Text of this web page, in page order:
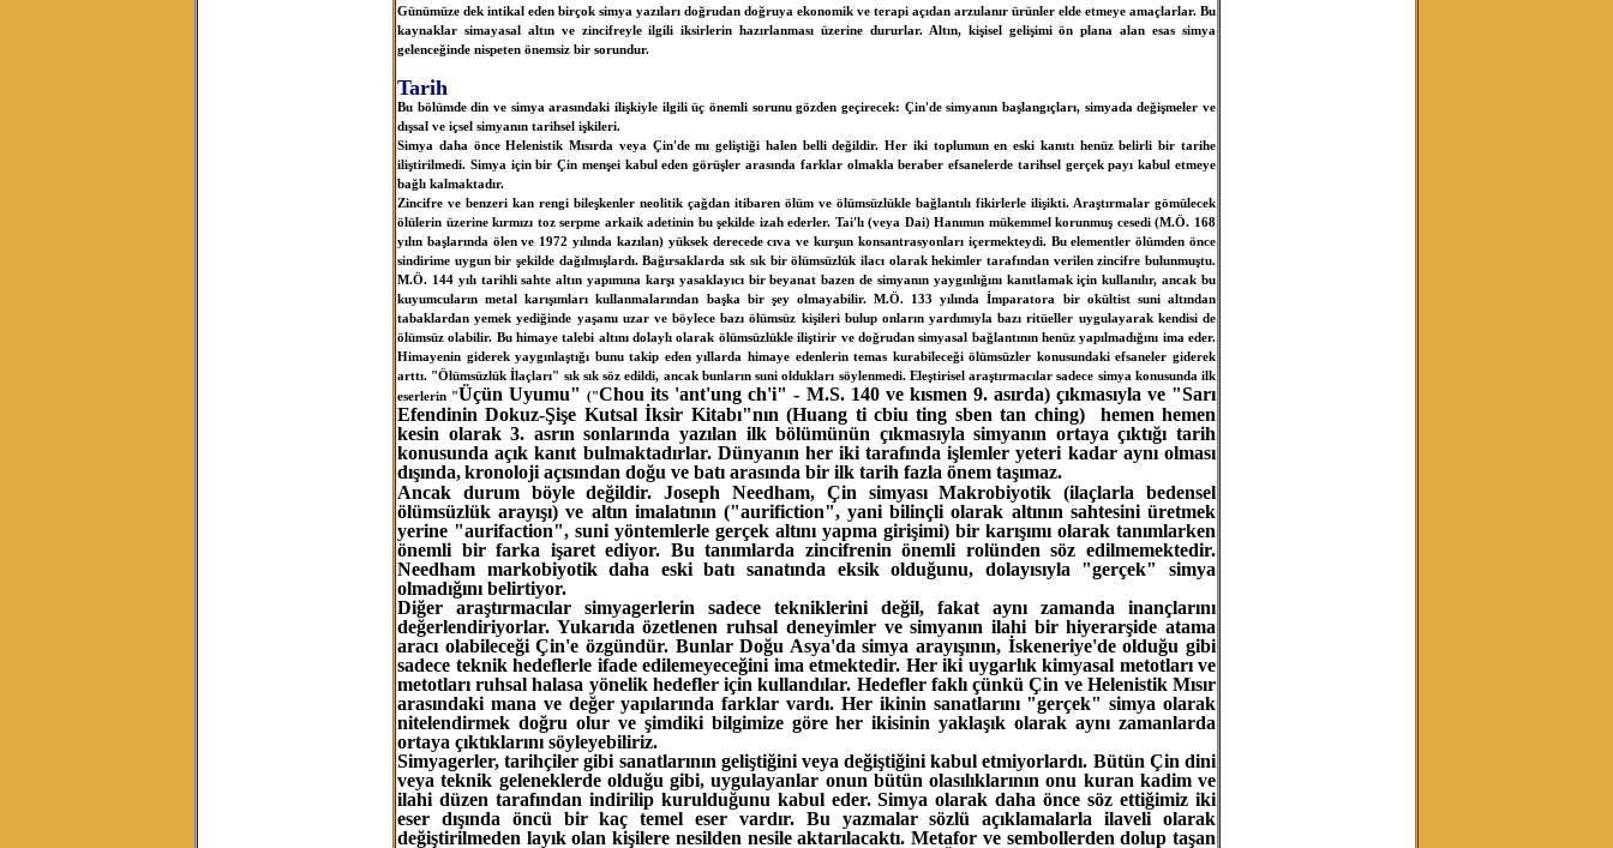
Günümüze dek intikal eden birçok simya yazıları doğrudan doğruya ekonomik ve terapi açıdan arzulanır ürünler elde etmeye amaçlarlar. Bu
kaynaklar simayasal altın ve zincifreyle ilgili iksirlerin hazırlanması üzerine dururlar. Altın, kişisel gelişimi ön plana alan esas simya
gelenceğinde nispeten önemsiz bir sorundur.
Tarih
Bu bölümde din ve simya arasındaki ilişkiyle ilgili üç önemli sorunu gözden geçirecek: Çin'de simyanın başlangıçları, simyada değişmeler ve
dışsal ve içsel simyanın tarihsel işkileri.
Simya daha önce Helenistik Mısırda veya Çin'de mı geliştiği halen belli değildir. Her iki toplumun en eski kanıtı henüz belirli bir tarihe
iliştirilmedi. Simya için bir Çin menşei kabul eden görüşler arasında farklar olmakla beraber efsanelerde tarihsel gerçek payı kabul etmeye
bağlı kalmaktadır.
Zincifre ve benzeri kan rengi bileşkenler neolitik çağdan itibaren ölüm ve ölümsüzlükle bağlantılı fikirlerle ilişikti. Araştırmalar gömülecek
ölülerin üzerine kırmızı toz serpme arkaik adetinin bu şekilde izah ederler. Tai'lı (veya Dai) Hanımın mükemmel korunmuş cesedi (M.Ö. 168
yılın başlarında ölen ve 1972 yılında kazılan) yüksek derecede cıva ve kurşun konsantrasyonları içermekteydi. Bu elementler ölümden önce
sindirime uygun bir şekilde dağılmışlardı. Bağırsaklarda sık sık bir ölümsüzlük ilacı olarak hekimler tarafından verilen zincifre bulunmuştu.
M.Ö. 144 yılı tarihli sahte altın yapımına karşı yasaklayıcı bir beyanat bazen de simyanın yaygınlığını kanıtlamak için kullanılır, ancak bu
kuyumcuların metal karışımları kullanmalarından başka bir şey olmayabilir. M.Ö. 133 yılında İmparatora bir okültist suni altından
tabaklardan yemek yediğinde yaşamı uzar ve böylece bazı ölümsüz kişileri bulup onların yardımıyla bazı ritüeller uygulayarak kendisi de
ölümsüz olabilir. Bu himaye talebi altını dolaylı olarak ölümsüzlükle iliştirir ve doğrudan simyasal bağlantının henüz yapılmadığını ima eder.
Himayenin giderek yaygınlaştığı bunu takip eden yıllarda himaye edenlerin temas kurabileceği ölümsüzler konusundaki efsaneler giderek
arttı. "Ölümsüzlük İlaçları" sık sık söz edildi, ancak bunların suni oldukları söylenmedi. Eleştirisel araştırmacılar sadece simya konusunda ilk
eserlerin "Üçün Uyumu"("Chou its 'ant'ung ch'i" - M.S. 140 ve kısmen 9. asırda) çıkmasıyla ve "Sarı
Efendinin Dokuz-Şişe Kutsal İksir Kitabı"nın (Huang ti cbiu ting sben tan ching) hemen hemen
kesin olarak 3. asrın sonlarında yazılan ilk bölümünün çıkmasıyla simyanın ortaya çıktığı tarih
konusunda açık kanıt bulmaktadırlar. Dünyanın her iki tarafında işlemler yeteri kadar aynı olması
dışında,kronoloji açısından doğu ve batı arasında bir ilk tarih fazla önem taşımaz.
Ancak durum böyle değildir. Joseph Needham, Çin simyası Makrobiyotik (ilaçlarla bedensel
ölümsüzlük arayışı) ve altın imalatının ("aurifiction", yani bilinçli olarak altının sahtesini üretmek
yerine "aurifaction", suni yöntemlerle gerçek altını yapma girişimi) bir karışımı olarak tanımlarken
önemli bir farka işaret ediyor. Bu tanımlarda zincifrenin önemli rolünden söz edilmemektedir.
Needham markobiyotik daha eski batı sanatında eksik olduğunu, dolayısıyla "gerçek" simya
olmadığını belirtiyor.
Diğer araştırmacılar simyagerlerin sadece tekniklerini değil, fakat aynı zamanda inançlarını
değerlendiriyorlar. Yukarıda özetlenen ruhsal deneyimler ve simyanın ilahi bir hiyerarşide atama
aracı olabileceği Çin'e özgündür. Bunlar Doğu Asya'da simya arayışının, İskeneriye'de olduğu gibi
sadece teknik hedeflerle ifade edilemeyeceğini ima etmektedir. Her iki uygarlık kimyasal metotları ve
metotları ruhsal halasa yönelik hedefler için kullandılar. Hedefler faklı çünkü Çin ve Helenistik Mısır
arasındaki mana ve değer yapılarında farklar vardı. Her ikinin sanatlarını "gerçek" simya olarak
nitelendirmek doğru olur ve şimdiki bilgimize göre her ikisinin yaklaşık olarak aynı zamanlarda
ortaya çıktıklarını söyleyebiliriz.
Simyagerler, tarihçiler gibi sanatlarının geliştiğini veya değiştiğini kabul etmiyorlardı. Bütün Çin dini
veya teknik geleneklerde olduğu gibi, uygulayanlar onun bütün olasılıklarının onu kuran kadim ve
ilahi düzen tarafından indirilip kurulduğunu kabul eder. Simya olarak daha önce söz ettiğimiz iki
eser dışında öncü bir kaç temel eser vardır. Bu yazmalar sözlü açıklamalarla ilaveli olarak
değiştirilmeden layık olan kişilere nesilden nesile aktarılacaktı. Metafor ve sembollerden dolup taşan